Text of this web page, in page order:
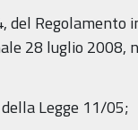
del Regolamento
28 luglio 2008,
Legge 11/05;